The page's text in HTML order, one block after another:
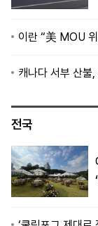
이란 “美 MOU
캐나다 서부 산불
전국